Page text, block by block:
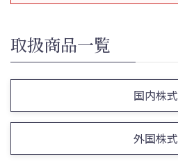
取扱商品一覧
国内株式
外国株式